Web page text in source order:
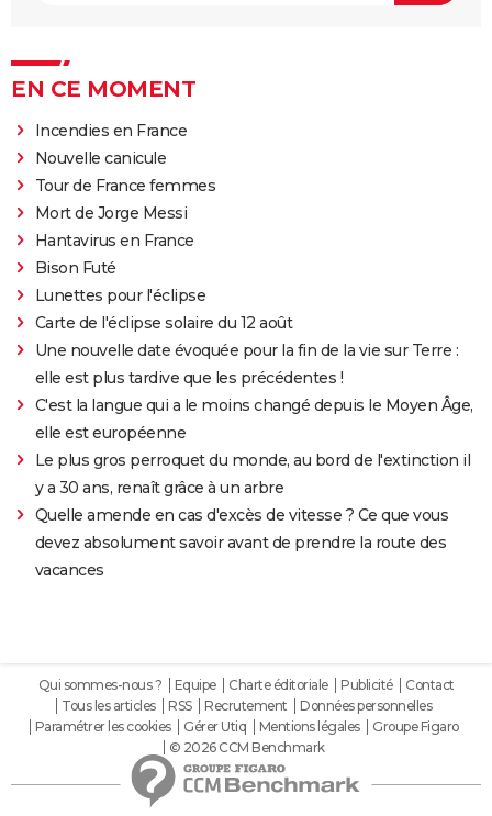
EN CE MOMENT
Incendies en France
Nouvelle canicule
Tour de France femmes
Mort de Jorge Messi
Hantavirus en France
Bison Futé
Lunettes pour l'éclipse
Carte de l'éclipse solaire du 12 août
Une nouvelle date évoquée pour la fin de la vie sur Terre :
elle est plus tardive que les précédentes !
C'est la langue qui a le moins changé depuis le Moyen Âge,
elle est européenne
Le plus gros perroquet du monde, au bord de l'extinction il
y a 30 ans, renaît grâce à un arbre
Quelle amende en cas d'excès de vitesse ? Ce que vous
devez absolument savoir avant de prendre la route des
vacances
Qui sommes-nous ? Equipe Charte éditoriale Publicité
Contact
Tous les articles
RSS Recrutement
Données personnelles
Paramétrer les cookies
Gérer Utiq Mentions légales
Groupe Figaro
© 2026 CCM Benchmark